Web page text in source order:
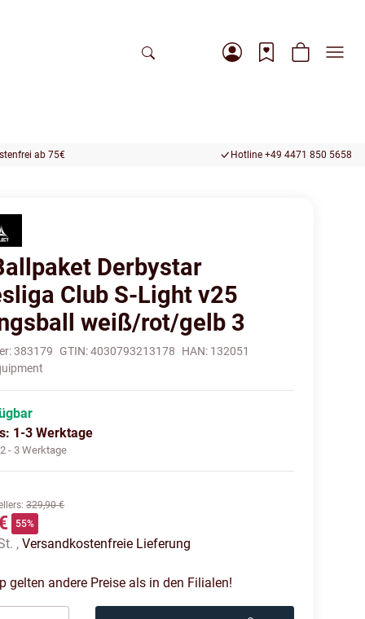
ab 75€ Hotline +49 4471 850 5658
Derbystar
Club S-Light v25
weiß/rot/gelb 3
383179 GTIN:4030793213178 HAN: 132051
1-3 Werktage
2 - 3 Werktage
:329,90 €
55%
,Versandkostenfreie Lieferung
gelten andere Preise als in den Filialen!